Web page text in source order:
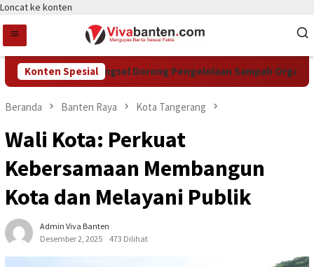
Loncat ke konten
Konten Spesial
DCKTR Tangsel Dorong Pengelolaan Sampah Organik
Beranda Banten Raya Kota Tangerang
Wali Kota: Perkuat
Kebersamaan Membangun
Kota dan Melayani Publik
Admin Viva Banten
Desember 2, 2025
473 Dilihat